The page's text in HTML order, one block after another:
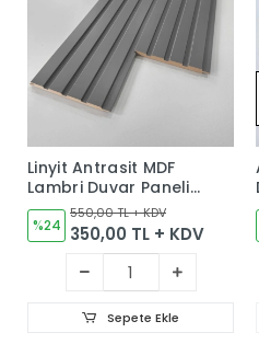
Linyit Antrasit MDF
Lambri Duvar Paneli
15cm
%24
550,00 TL + KDV
350,00 TL + KDV
Sepete Ekle